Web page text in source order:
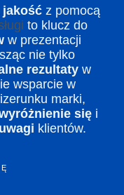
z pomocą
to klucz do
w prezentacji
nie tylko
rezultatyw
wsparcie w
marki,
sięi
klientów.